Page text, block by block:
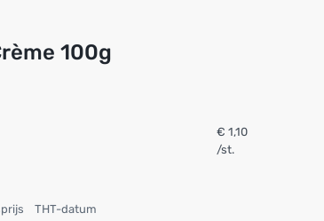
100g
€ 1,10
/st.
THT-datum